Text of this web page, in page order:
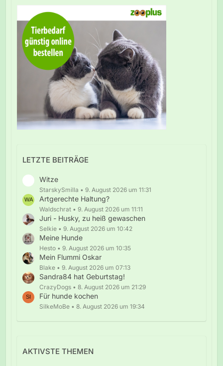
LETZTE BEITRÄGE
Witze
StarskySmilla 9. August 2026 um 11:31
Artgerechte Haltung?
Waldschrat 9. August 2026 um 11:11
Juri - Husky, zu heiß gewaschen
Selkie 9. August 2026 um 10:42
Meine Hunde
Hesto 9. August 2026 um 10:35
Mein Flummi Oskar
Blake 9. August 2026 um 07:13
Sandra84 hat Geburtstag!
CrazyDogs 8. August 2026 um 21:29
Für hunde kochen
SilkeMoBe 8. August 2026 um 19:34
AKTIVSTE THEMEN